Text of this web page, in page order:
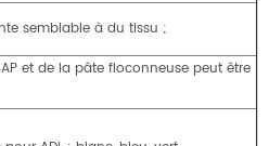
semblable à du tissu ;
et de la pâte floconneuse peut être